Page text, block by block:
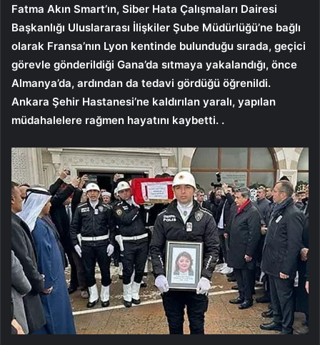
Fatma Akın Smart’ın, Siber Hata Çalışmaları Dairesi
Başkanlığı Uluslararası İlişkiler Şube Müdürlüğü’ne bağlı
olarak Fransa’nın Lyon kentinde bulunduğu sırada, geçici
görevle gönderildiği Gana’da sıtmaya yakalandığı, önce
Almanya’da, ardından da tedavi gördüğü öğrenildi.
Ankara Şehir Hastanesi’ne kaldırılan yaralı, yapılan
müdahalelere rağmen hayatını kaybetti. .